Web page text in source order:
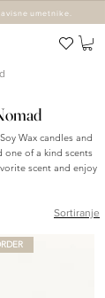
umetnike.
Wax candles and
one of a kind scents
scent and enjoy
Sortiranje